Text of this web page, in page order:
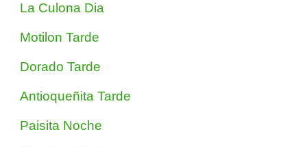
La Culona Dia
Motilon Tarde
Dorado Tarde
Antioqueñita Tarde
Paisita Noche